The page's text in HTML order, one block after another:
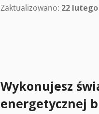
Zaktualizowano: 22 lutego
Wykonujesz
energetycznej